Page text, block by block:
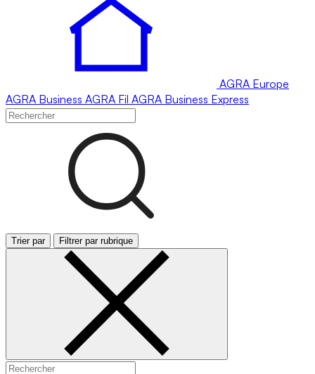
AGRA Europe
AGRA Business AGRA Fil AGRA Business Express
Trier par Filtrer par rubrique